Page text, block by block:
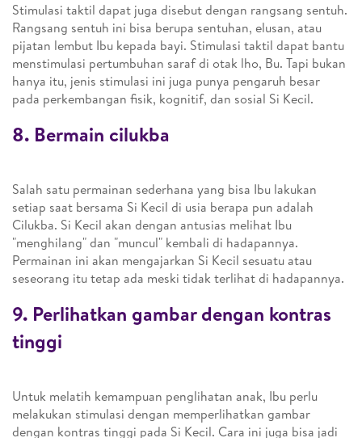
Stimulasi taktil dapat juga disebut dengan rangsang sentuh.
Rangsang sentuh ini bisa berupa sentuhan, elusan, atau
pijatan lembut Ibu kepada bayi. Stimulasi taktil dapat bantu
menstimulasi pertumbuhan saraf di otak lho, Bu. Tapi bukan
hanya itu, jenis stimulasi ini juga punya pengaruh besar
pada perkembangan fisik, kognitif, dan sosial Si Kecil.
8. Bermain cilukba
Salah satu permainan sederhana yang bisa Ibu lakukan
setiap saat bersama Si Kecil di usia berapa pun adalah
Cilukba. Si Kecil akan dengan antusias melihat Ibu
"menghilang" dan "muncul" kembali di hadapannya.
Permainan ini akan mengajarkan Si Kecil sesuatu atau
seseorang itu tetap ada meski tidak terlihat di hadapannya.
9. Perlihatkan gambar dengan kontras
tinggi
Untuk melatih kemampuan penglihatan anak, Ibu perlu
melakukan stimulasi dengan memperlihatkan gambar
dengan kontras tinggi pada Si Kecil. Cara ini juga bisa jadi